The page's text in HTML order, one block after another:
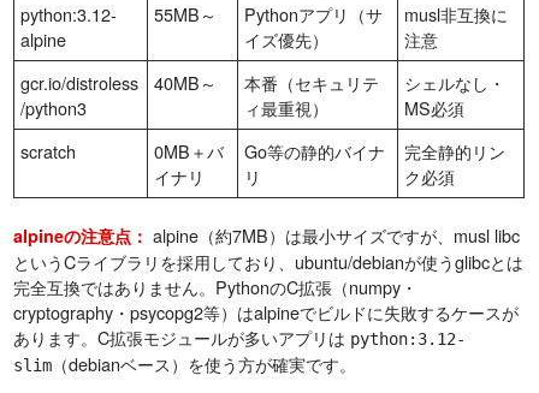
python:3.12-
alpine
55MB～
Pythonアプリ（サ
イズ優先）
musl非互換に
注意
gcr.io/distroless
/python3
40MB～
本番（セキュリテ
ィ最重視）
シェルなし・
MS必須
scratch
0MB＋バ
イナリ
Go等の静的バイナ
リ
完全静的リン
ク必須
alpineの注意点： alpine（約7MB）は最小サイズですが、musl libc
というCライブラリを採用しており、ubuntu/debianが使うglibcとは
完全互換ではありません。PythonのC拡張（numpy・
cryptography・psycopg2等）はalpineでビルドに失敗するケースが
あります。C拡張モジュールが多いアプリは python:3.12-
slim （debianベース）を使う方が確実です。